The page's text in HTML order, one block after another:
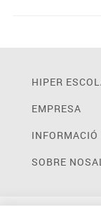
HIPER
EMPRESA
INFORMACIÓ
SOBRE